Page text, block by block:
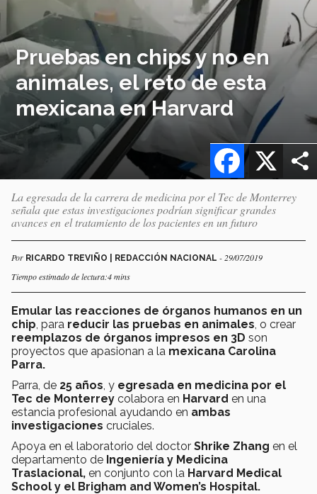
Pruebas en chips y no en
animales, el reto de esta
mexicana en Harvard
X
Facebook
La egresada de la carrera de medicina por el Tec de Monterrey
señala que estas investigaciones podrían significar grandes
avances en el tratamiento de los pacientes en un futuro
Por RICARDO TREVIÑO | REDACCIÓN NACIONAL - 29/07/2019
Tiempo estimado de lectura:4 mins
Emular las reacciones de órganos humanos en un
chip , para reducir las pruebas en animales , o crear
reemplazos de órganos impresos en 3D son
proyectos que apasionan a la mexicana Carolina
Parra.
Parra, de 25 años , y egresada en medicina por el
Tec de Monterrey colabora en Harvard en una
estancia profesional ayudando en ambas
investigaciones cruciales.
Apoya en el laboratorio del doctor Shrike Zhang en el
departamento de Ingeniería y Medicina
Traslacional, en conjunto con la Harvard Medical
School y el Brigham and Women’s Hospital.